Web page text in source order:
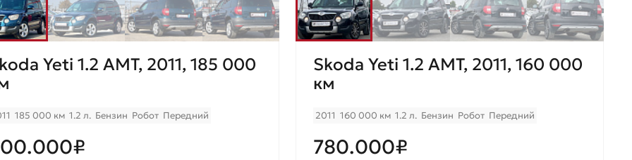
Yeti 1.2 AMT, 2011, 185 000
185 000 км 1.2 л. Бензин Робот Передний
Skoda Yeti 1.2 AMT, 2011, 160 000
км
2011 160 000 км 1.2 л. Бензин Робот Передний
780.000₽